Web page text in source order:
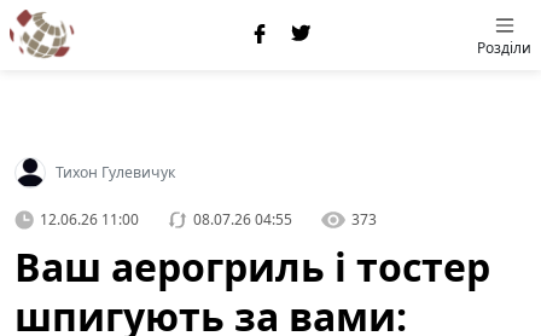
Розділи
Тихон Гулевичук
12.06.26 11:00 08.07.26 04:55 373
Ваш аерогриль і тостер
шпигують за вами: